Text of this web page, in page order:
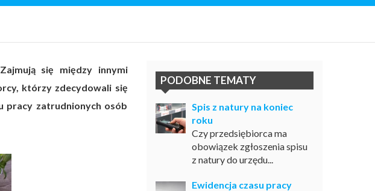
się między innymi
którzy zdecydowali się
pracy zatrudnionych osób
PODOBNE TEMATY
Spis z natury na koniec
roku
Czy przedsiębiorca ma
obowiązek zgłoszenia spisu
z natury do urzędu...
Ewidencja czasu pracy